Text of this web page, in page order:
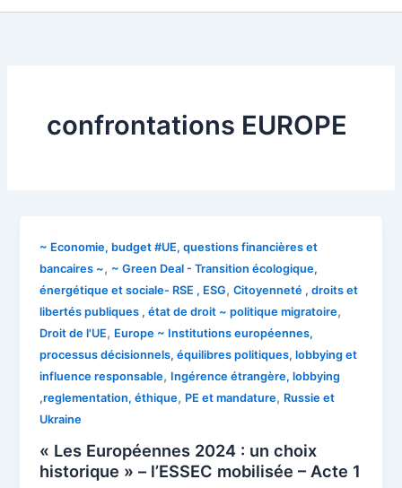
confrontations EUROPE
~ Economie, budget #UE, questions financières et
bancaires ~, ~ Green Deal - Transition écologique,
énergétique et sociale- RSE , ESG,Citoyenneté , droits et
libertés publiques , état de droit ~ politique migratoire,
Droit de l'UE, Europe ~ Institutions européennes,
processus décisionnels, équilibres politiques, lobbying et
influence responsable, Ingérence étrangère, lobbying
,reglementation, éthique, PE et mandature, Russie et
Ukraine
« Les Européennes 2024 : un choix
historique » – l’ESSEC mobilisée – Acte 1